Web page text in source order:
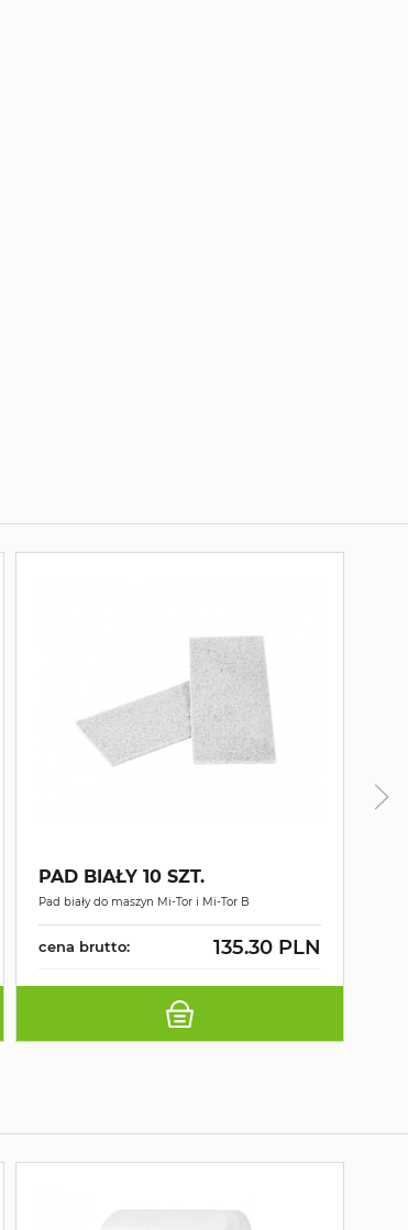
PAD BIAŁY 10 SZT.
Pad biały do maszyn Mi-Tor i Mi-Tor B
cena brutto: 135.30 PLN